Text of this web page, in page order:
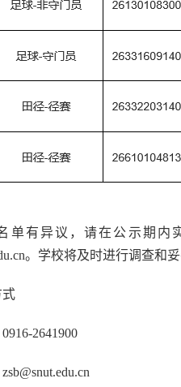
单有异议，请在公示期内
。学校将及时进行调查
式
2641900